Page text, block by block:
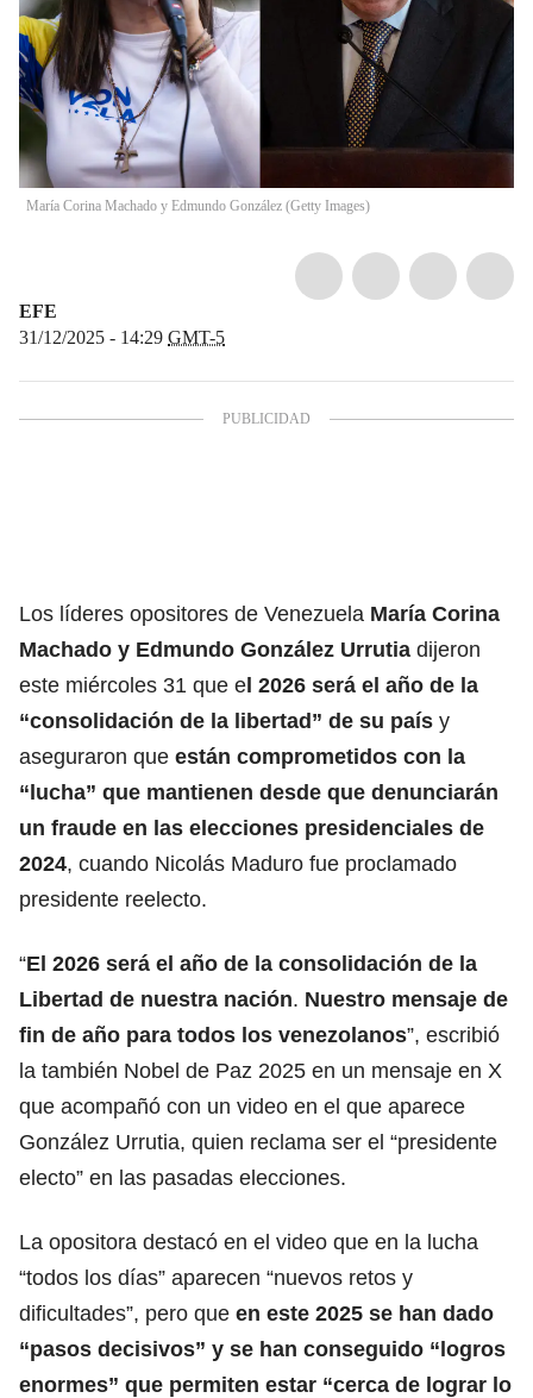
María Corina Machado y Edmundo González (Getty Images)
EFE
31/12/2025 - 14:29 GMT-5
Los líderes opositores de Venezuela María Corina
Machado y Edmundo González Urrutia dijeron
este miércoles 31 que el 2026 será el año de la
“consolidación de la libertad” de su país y
aseguraron que están comprometidos con la
“lucha” que mantienen desde que denunciarán
un fraude en las elecciones presidenciales de
2024, cuando Nicolás Maduro fue proclamado
presidente reelecto.
“El 2026 será el año de la consolidación de la
Libertad de nuestra nación. Nuestro mensaje de
fin de año para todos los venezolanos”, escribió
la también Nobel de Paz 2025 en un mensaje en X
que acompañó con un video en el que aparece
González Urrutia, quien reclama ser el “presidente
electo” en las pasadas elecciones.
La opositora destacó en el video que en la lucha
“todos los días” aparecen “nuevos retos y
dificultades”, pero que en este 2025 se han dado
“pasos decisivos” y se han conseguido “logros
enormes” que permiten estar “cerca de lograr lo